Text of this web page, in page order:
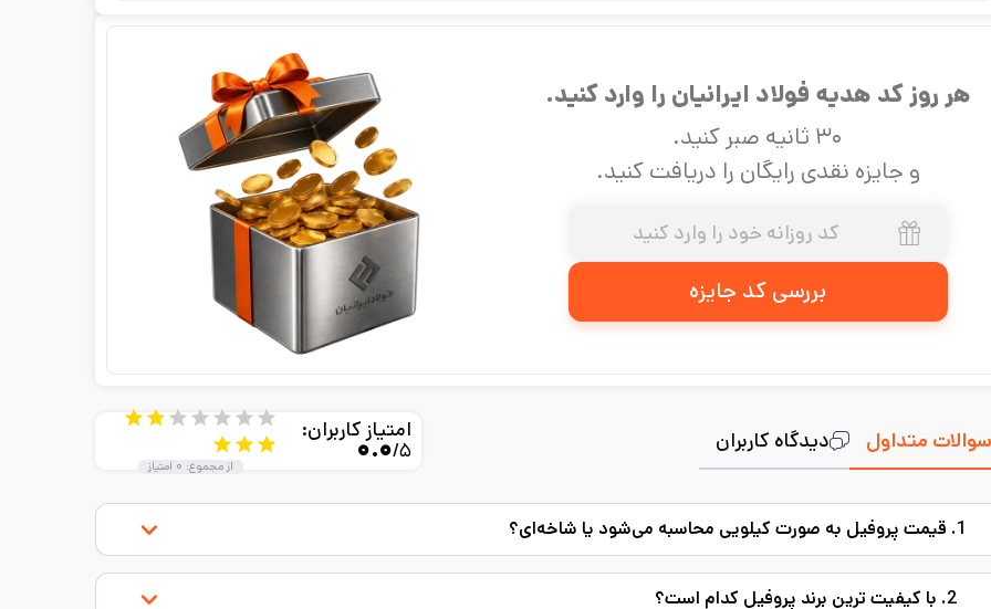
هر روز کد هدیه فولاد ایرانیان را وارد کنید.
۳۰ ثانیه صبر کنید.
و جایزه نقدی رایگان را دریافت کنید.
بررسی کد جایزه
سوالات متداول دیدگاه کاربران امتیاز کاربران:
۰.۰/۵
از مجموع: ۰ امتیاز
1. قیمت پروفیل به صورت کیلویی محاسبه می‌شود یا شاخه‌ای؟